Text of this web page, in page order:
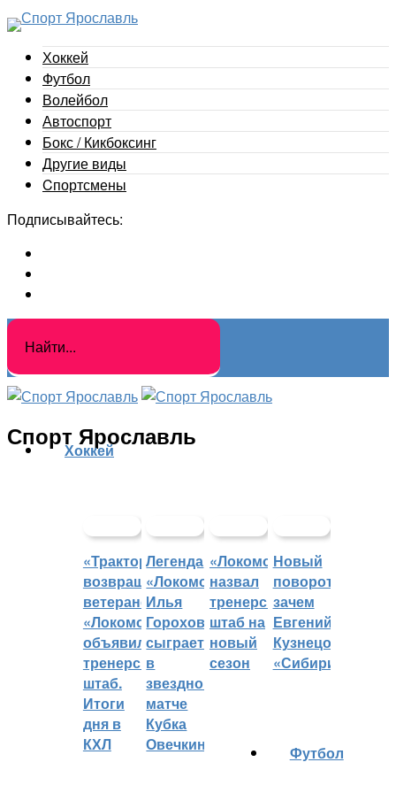
Хоккей
Футбол
Волейбол
Автоспорт
Бокс / Кикбоксинг
Другие виды
Cпортсмены
Подписывайтесь:
Спорт Ярославль
Хоккей
«Трактор»
возвращает
ветеранов,
«Локомотив»
объявил
тренерский
штаб.
Итоги
дня в
КХЛ
Легенда
«Локомотива»
Илья
Горохов
сыграет
в
звездном
матче
Кубка
Овечкина
«Локомотив»
назвал
тренерский
штаб на
новый
сезон
Новый
поворот:
зачем
Евгений
Кузнецов
«Сибири»?
Футбол